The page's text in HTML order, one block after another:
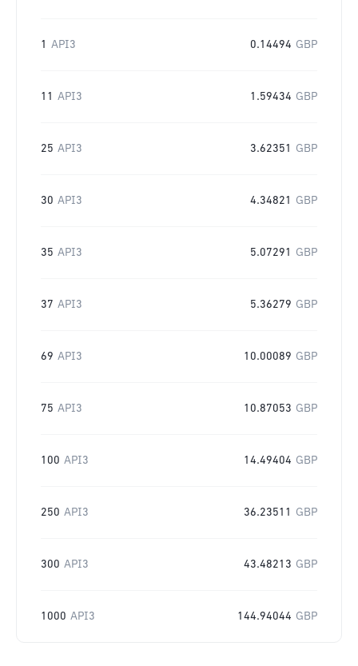
1 API3 0.14494 GBP
11 API3 1.59434 GBP
25 API3 3.62351 GBP
30 API3 4.34821 GBP
35 API3 5.07291 GBP
37 API3 5.36279 GBP
69 API3 10.00089 GBP
75 API3 10.87053 GBP
100 API3 14.49404 GBP
250 API3 36.23511 GBP
300 API3 43.48213 GBP
1000 API3 144.94044 GBP